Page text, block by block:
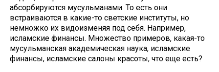
абсорбируются мусульманами. То есть они
встраиваются в какие-то светские институты, но
немножко их видоизменяя под себя. Например,
исламские финансы. Множество примеров, какая-то
мусульманская академическая наука, исламские
финансы, исламские салоны красоты, что еще есть?